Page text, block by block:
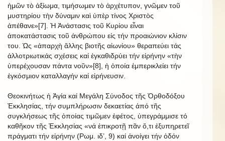
ἡμῶν τὸ ἀξίωμα, τιμήσωμεν τὸ ἀρχέτυπον, γνῶμεν τοῦ
μυστηρίου τὴν δύναμιν καὶ ὑπὲρ τίνος Χριστὸς
ἀπέθανε»[7]. Ἡ Ἀνάστασις τοῦ Κυρίου εἶναι
ἀποκατάστασις τοῦ ἀνθρώπου εἰς τήν προαιώνιον κλίσιν
του. Ὡς «ἀπαρχὴ ἄλλης βιοτῆς αἰωνίου» θεραπεύει τάς
ἀλλοτριωτικάς σχέσεις καί ἐγκαθιδρύει τήν εἰρήνην «τὴν
ὑπερέχουσαν πάντα νοῦν»[8], ἡ ὁποία ἐμπερικλείει τήν
ἐγκόσμιον καταλλαγήν καί εἰρήνευσιν.
Θεοκινήτως ἡ Ἁγία καί Μεγάλη Σύνοδος τῆς Ὀρθοδόξου
Ἐκκλησίας, τήν συμπλήρωσιν δεκαετίας ἀπό τῆς
συγκλήσεως τῆς ὁποίας τιμῶμεν ἐφέτος, ὑπεγράμμισε τό
καθῆκον τῆς Ἐκκλησίας «νά ἐπικροτῇ πᾶν ὅ,τι ἐξυπηρετεῖ
πράγματι τήν εἰρήνην (Ρωμ. ιδ’, 9) καί ἀνοίγει τήν ὁδόν